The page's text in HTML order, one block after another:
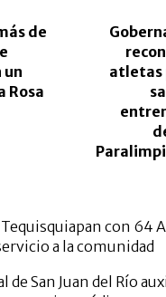
de
un
Rosa
atletas
con 64
a la comunidad
San Juan del Río